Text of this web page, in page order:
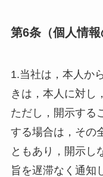
第6条（個人情報
1.当社は，本人か
きは，本人に対し
ただし，開示する
する場合は，その
ともあり，開示し
旨を遅滞なく通知